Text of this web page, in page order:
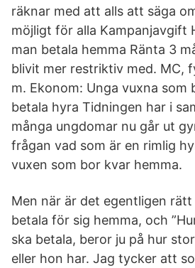
räknar med att alls att säga
möjligt för alla Kampanjavgift
man betala hemma Ränta 3
blivit mer restriktiv med. MC,
m. Ekonom: Unga vuxna som
betala hyra Tidningen har i
många ungdomar nu går ut
frågan vad som är en rimlig
vuxen som bor kvar hemma.
Men när är det egentligen
betala för sig hemma, och
ska betala, beror ju på hur
eller hon har. Jag tycker att